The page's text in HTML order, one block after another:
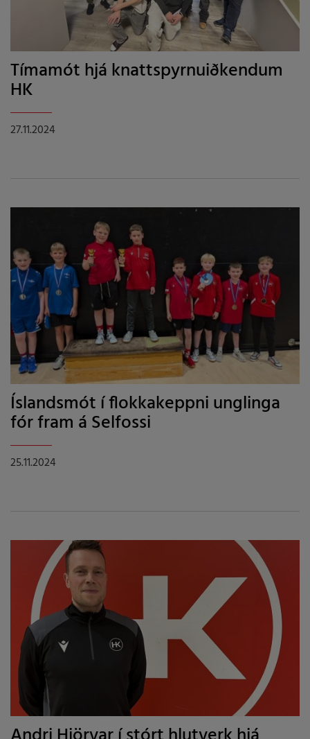
Tímamót hjá knattspyrnuiðkendum
HK
27.11.2024
Íslandsmót í flokkakeppni unglinga
fór fram á Selfossi
25.11.2024